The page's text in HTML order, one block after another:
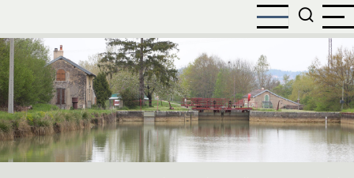
naar
de
inhoud
gaan